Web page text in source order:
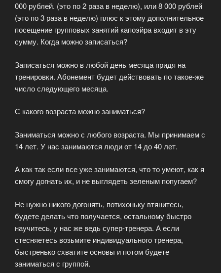
000 рублей. (это по 2 раза в неделю), или 8 000 рублей
(это по 3 раза в неделю) плюс к этому дополнительное
посещение групповых занятий капоэйра входит в эту
сумму. Когда можно записаться?
Записаться можно в любой день месяца придя на
тренировки. Абонемент будет действовать по такое-же
число следующего месяца.
С какого возраста можно заниматься?
Заниматься можно с любого возраста. Мы принимаем с
14 лет. У нас занимаются люди от 14 до 40 лет.
А как так если все уже занимаются, что то умеют, как я
смогу догнать их, и не выглядеть зеленым попугаем?
Не нужно никого догонять, потихоньку втянитесь,
будете делать что получается, остальному быстро
научитесь, у нас же ведь супер-тренера. А если
стесняетесь возьмите индивидуального тренера,
быстренько схватите основы и потом будете
заниматься с группой.